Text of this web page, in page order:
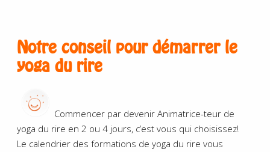
Notre conseil pourdémarrerle
yoga du rire
Commencer par devenir Animatrice-teur de
yoga du rire en 2 ou 4 jours, c’est vous qui choisissez!
Le calendrier des formations de yoga du rire vous